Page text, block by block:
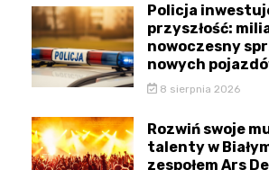
Policja
przyszłość:
nowoczesny
nowych
8 sierpnia 2026
Rozwiń swoje
talenty w
zespołem Ars